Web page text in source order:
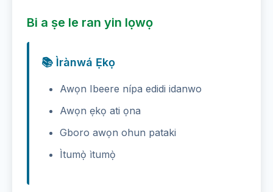
Bi a ṣe le ran yin lọwọ
📚 Ìrànwá Ẹkọ
Awọn Ibeere nípa edidi idanwo
Awọn ẹkọ ati ọna
Gboro awọn ohun pataki
Ìtumọ̀ ìtumọ̀